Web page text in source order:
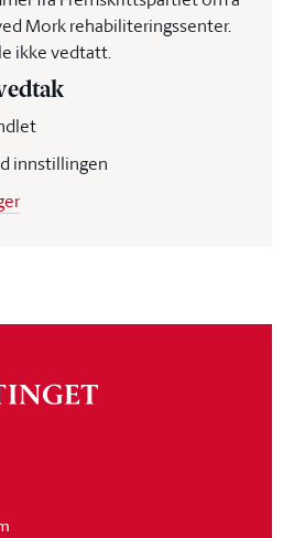
Mork rehabiliteringssenter.
ikke vedtatt.
innstillingen